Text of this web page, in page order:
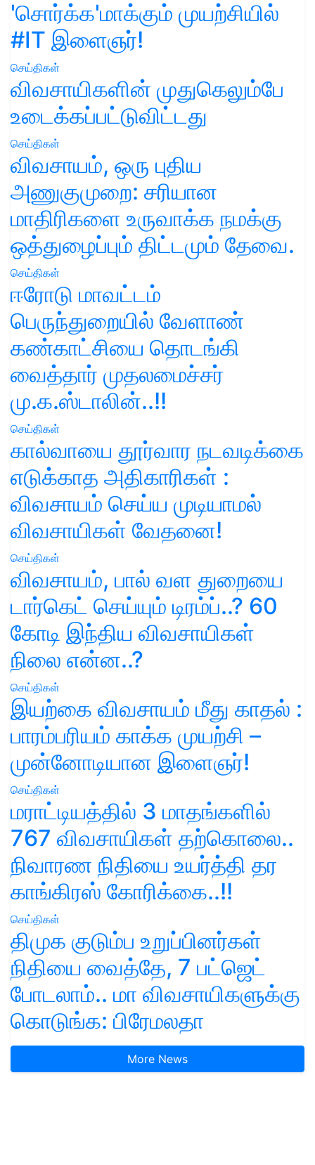
'சொர்க்க'மாக்கும் முயற்சியில்
#IT இளைஞர்!
செய்திகள்
விவசாயிகளின் முதுகெலும்பே
உடைக்கப்பட்டுவிட்டது
செய்திகள்
விவசாயம், ஒரு புதிய
அணுகுமுறை: சரியான
மாதிரிகளை உருவாக்க நமக்கு
ஒத்துழைப்பும் திட்டமும் தேவை.
செய்திகள்
ஈரோடு மாவட்டம்
பெருந்துறையில் வேளாண்
கண்காட்சியை தொடங்கி
வைத்தார் முதலமைச்சர்
மு.க.ஸ்டாலின்..!!
செய்திகள்
கால்வாயை தூர்வார நடவடிக்கை
எடுக்காத அதிகாரிகள் :
விவசாயம் செய்ய முடியாமல்
விவசாயிகள் வேதனை!
செய்திகள்
விவசாயம், பால் வள துறையை
டார்கெட் செய்யும் டிரம்ப்..? 60
கோடி இந்திய விவசாயிகள்
நிலை என்ன..?
செய்திகள்
இயற்கை விவசாயம் மீது காதல் :
பாரம்பரியம் காக்க முயற்சி –
முன்னோடியான இளைஞர்!
செய்திகள்
மராட்டியத்தில் 3 மாதங்களில்
767 விவசாயிகள் தற்கொலை..
நிவாரண நிதியை உயர்த்தி தர
காங்கிரஸ் கோரிக்கை..!!
செய்திகள்
திமுக குடும்ப உறுப்பினர்கள்
நிதியை வைத்தே, 7 பட்ஜெட்
போடலாம்.. மா விவசாயிகளுக்கு
கொடுங்க: பிரேமலதா
More News